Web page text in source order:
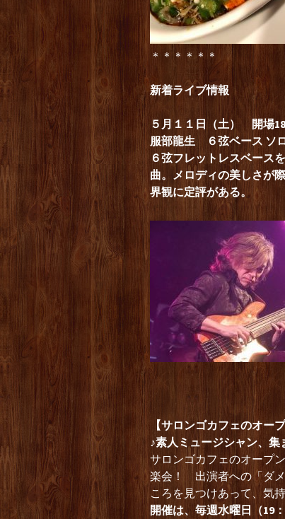
＊＊＊＊＊＊
新着ライブ情報
５月１１日（土） 開場
服部龍生 ６弦ベース ソ
６弦フレットレスベース
曲。メロディの美しさが
界観に定評がある。
【サロンゴカフェのオー
♪素人ミュージシャン、集
サロンゴカフェのオープ
楽会！ 出演者への「ダ
ころを見つけあって、気
開催は、毎週水曜日（19